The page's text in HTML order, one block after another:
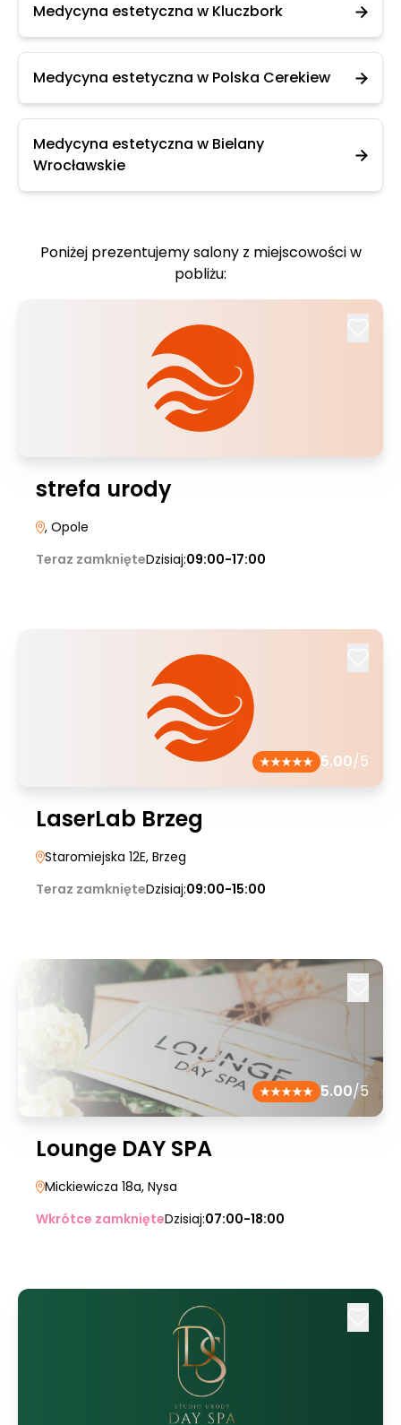
Medycyna estetyczna w Kluczbork
Medycyna estetyczna w Polska Cerekiew
Medycyna estetyczna w Bielany
Wrocławskie
Poniżej prezentujemy salony z miejscowości w
pobliżu:
strefa urody
, Opole
Teraz zamknięteDzisiaj:09:00-17:00
5.00/5
LaserLab Brzeg
Staromiejska 12E, Brzeg
Teraz zamknięteDzisiaj:09:00-15:00
5.00/5
Lounge DAY SPA
Mickiewicza 18a, Nysa
Wkrótce zamknięteDzisiaj:07:00-18:00